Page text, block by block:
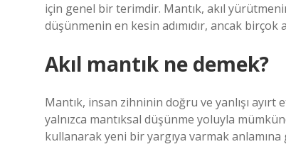
için genel bir terimdir. Mantık, akıl
düşünmenin en kesin adımıdır, ancak birçok
Akıl mantık ne demek?
Mantık, insan zihninin doğru ve yanlışı
yalnızca mantıksal düşünme yoluyla
kullanarak yeni bir yargıya varmak anlamına